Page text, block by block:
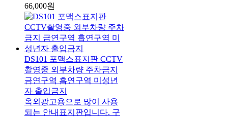
66,000원
DS101 포맥스표지판 CCTV
촬영중 외부차량 주차금지
금연구역 흡연구역 미성년
자 출입금지
옥외광고용으로 많이 사용
되는 안내표지판입니다. 구